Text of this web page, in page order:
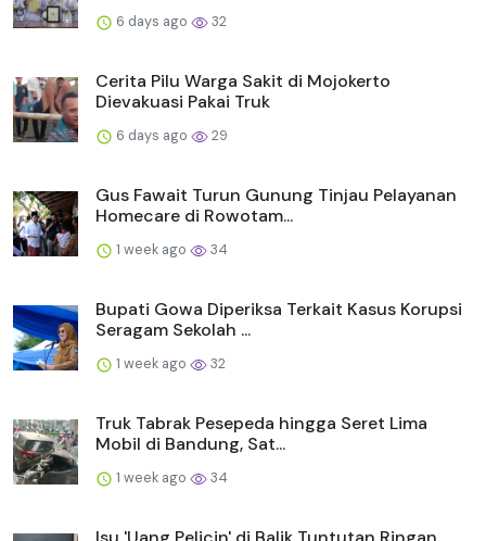
6 days ago 32
Cerita Pilu Warga Sakit di Mojokerto
Dievakuasi Pakai Truk
6 days ago 29
Gus Fawait Turun Gunung Tinjau Pelayanan
Homecare di Rowotam...
1 week ago 34
Bupati Gowa Diperiksa Terkait Kasus Korupsi
Seragam Sekolah ...
1 week ago 32
Truk Tabrak Pesepeda hingga Seret Lima
Mobil di Bandung, Sat...
1 week ago 34